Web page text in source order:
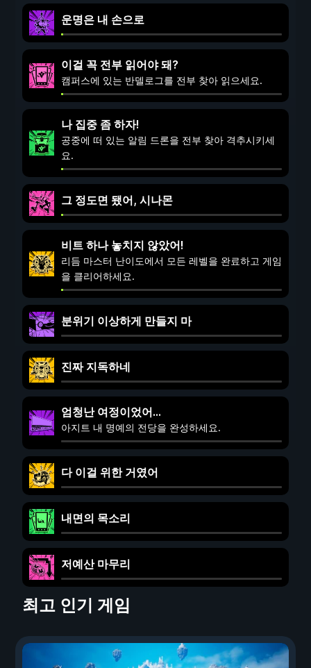
운명은 내 손으로
이걸 꼭 전부 읽어야 돼?
캠퍼스에 있는 반델로그를 전부 찾아 읽으세요.
나 집중 좀 하자!
공중에 떠 있는 알림 드론을 전부 찾아 격추시키세
요.
그 정도면 됐어, 시나몬
비트 하나 놓치지 않았어!
리듬 마스터 난이도에서 모든 레벨을 완료하고 게임
을 클리어하세요.
분위기 이상하게 만들지 마
진짜 지독하네
엄청난 여정이었어...
아지트 내 명예의 전당을 완성하세요.
다 이걸 위한 거였어
내면의 목소리
저예산 마무리
최고 인기 게임